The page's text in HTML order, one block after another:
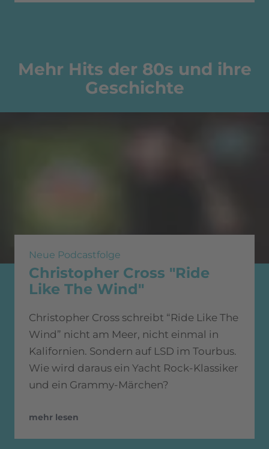
Mehr Hits der 80s und ihre
Geschichte
Neue Podcastfolge
Christopher Cross "Ride
Like The Wind"
Christopher Cross schreibt “Ride Like The
Wind” nicht am Meer, nicht einmal in
Kalifornien. Sondern auf LSD im Tourbus.
Wie wird daraus ein Yacht Rock-Klassiker
und ein Grammy-Märchen?
mehr lesen